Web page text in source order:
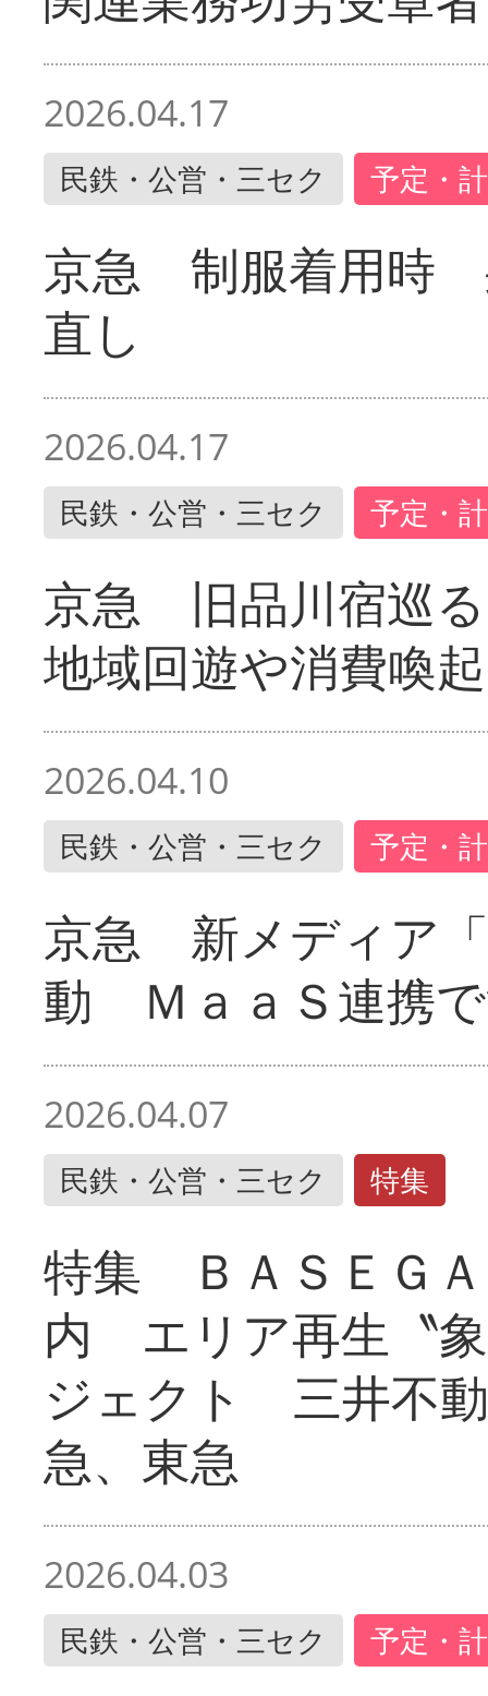
2026.04.17
民鉄・公営・三セク 予定・
京急 制服着用時
直し
2026.04.17
民鉄・公営・三セク 予定・
京急 旧品川宿巡
地域回遊や消費喚起
2026.04.10
民鉄・公営・三セク 予定・
京急 新メディア
動 ＭａａＳ連携
2026.04.07
民鉄・公営・三セク 特集
特集 ＢＡＳＥＧ
内 エリア再生〝
ジェクト 三井不
急、東急
2026.04.03
民鉄・公営・三セク 予定・